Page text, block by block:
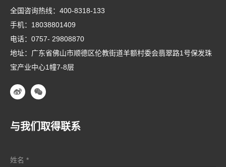
全国咨询热线： 400-8318-133
手机： 18038801409
电话： 0757- 29808870
地址：广东省佛山市顺德区伦教街道羊额村委会翡翠路1号保发珠
宝产业中心1幢7-8层
与我们取得联系